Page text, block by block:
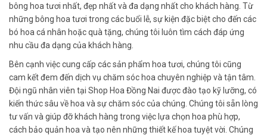
bông hoa tươi nhất, đẹp nhất và đa dạng nhất cho khách hàng. Từ
những bông hoa tươi trong các buổi lễ, sự kiện đặc biệt cho đến các
bó hoa cá nhân hoặc quà tặng, chúng tôi luôn tìm cách đáp ứng
nhu cầu đa dạng của khách hàng.
Bên cạnh việc cung cấp các sản phẩm hoa tươi, chúng tôi cũng
cam kết đem đến dịch vụ chăm sóc hoa chuyên nghiệp và tận tâm.
Đội ngũ nhân viên tại Shop Hoa Đồng Nai được đào tạo kỹ lưỡng, có
kiến thức sâu về hoa và sự chăm sóc của chúng. Chúng tôi sẵn lòng
tư vấn và giúp đỡ khách hàng trong việc lựa chọn hoa phù hợp,
cách bảo quản hoa và tạo nên những thiết kế hoa tuyệt vời. Chúng